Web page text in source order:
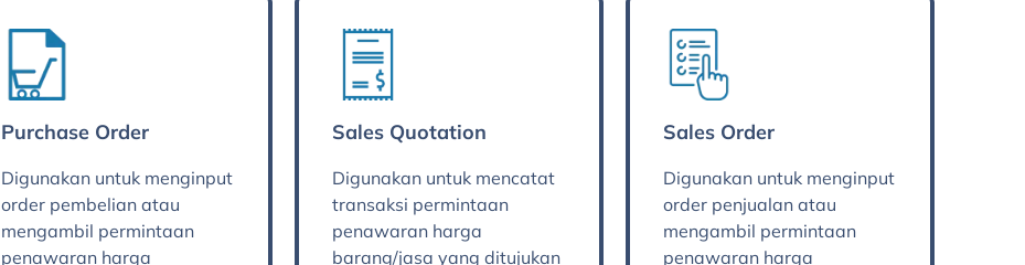
Purchase Order
Digunakan untuk menginput
order pembelian atau
mengambil permintaan
penawaran harga
Sales Quotation
Digunakan untuk mencatat
transaksi permintaan
penawaran harga
barang/jasa yang ditujukan
Sales Order
Digunakan untuk menginput
order penjualan atau
mengambil permintaan
penawaran harga